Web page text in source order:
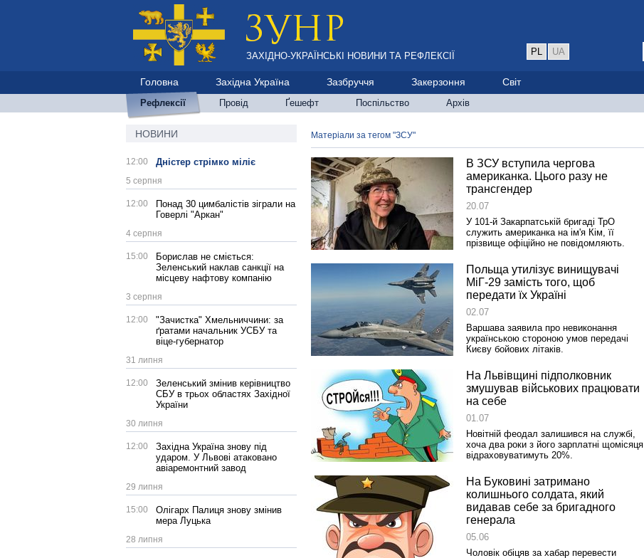
ЗАХІДНО-УКРАЇНСЬКІ НОВИНИ ТА РЕФЛЕКСІЇ PL UA
Головна Західна Україна Зазбруччя Закерзоння Світ
Рефлексії Провід Ґешефт Поспільство Архів
НОВИНИ
12:00 Дністер стрімко міліє
5 серпня
12:00
Понад 30 цимбалістів зіграли на
Говерлі "Аркан"
4 серпня
15:00
Борислав не сміється:
Зеленський наклав санкції на
місцеву нафтову компанію
3 серпня
12:00
"Зачистка" Хмельниччини: за
ґратами начальник УСБУ та
віце-губернатор
31 липня
12:00
Зеленський змінив керівництво
СБУ в трьох областях Західної
України
30 липня
12:00
Західна Україна знову під
ударом. У Львові атаковано
авіаремонтний завод
29 липня
15:00
Олігарх Палиця знову змінив
мера Луцька
28 липня
Матеріали за тегом "ЗСУ"
В ЗСУ вступила чергова
американка. Цього разу не
трансгендер
20.07
У 101-й Закарпатській бригаді ТрО
служить американка на ім'я Кім, її
прізвище офіційно не повідомляють.
Польща утилізує винищувачі
МіГ-29 замість того, щоб
передати їх Україні
02.07
Варшава заявила про невиконання
українською стороною умов передачі
Києву бойових літаків.
На Львівщині підполковник
змушував військових працювати
на себе
01.07
Новітній феодал залишився на службі,
хоча два роки з його зарплатні щомісяця
відраховуватимуть 20%.
На Буковині затримано
колишнього солдата, який
видавав себе за бригадного
генерала
05.06
Чоловік обіцяв за хабар перевести